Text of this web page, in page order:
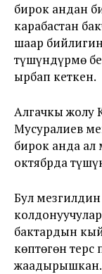
бирок андан
карабастан
шаар
түшүндүрмө
ырбап кеткен.
Алгачкы жолу
Мусуралиев
бирок анда ал
октябрда
Бул
бактардын
көптөгөн
жаадырышкан.